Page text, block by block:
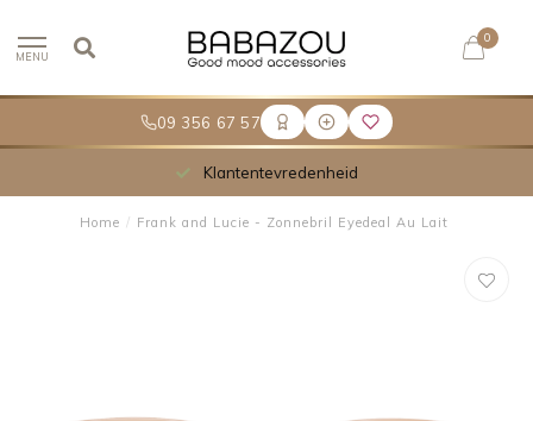
09 356 67 57
MENU
0
Klantentevredenheid
Home / Frank and Lucie - Zonnebril Eyedeal Au Lait